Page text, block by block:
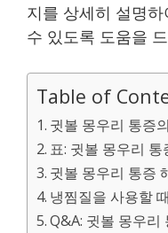
지를 상세히 설명
수 있도록 도움을
Table of
귓볼 몽우리 통증
표: 귓볼 몽우리
귓볼 몽우리 통증
냉찜질을 사용할
Q&A: 귓볼 몽우리